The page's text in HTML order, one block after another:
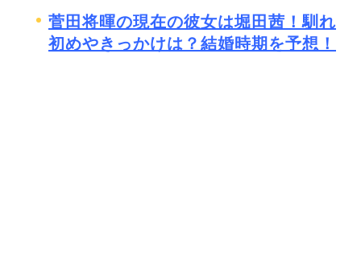
菅田将暉の現在の彼女は堀田茜！馴れ
初めやきっかけは？結婚時期を予想！